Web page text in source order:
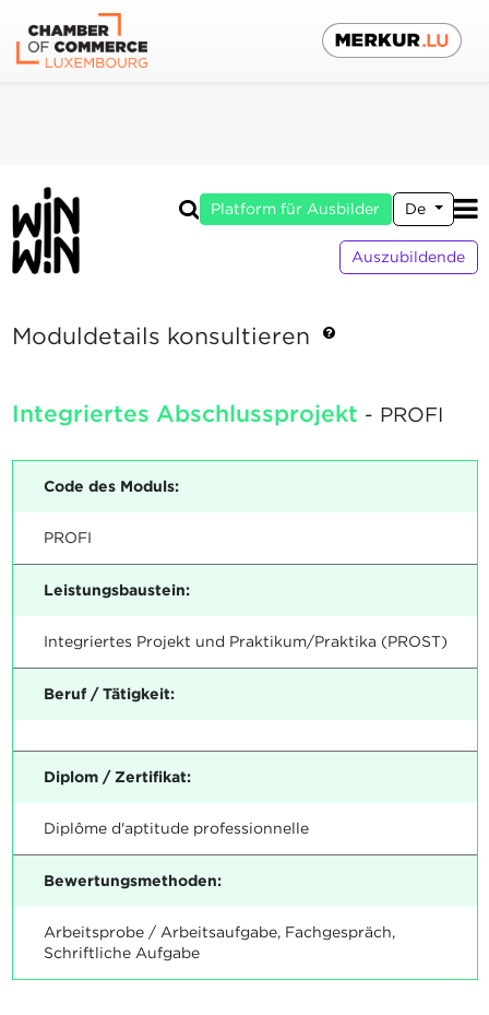
Platform für Ausbilder De
Auszubildende
Moduldetails konsultieren
Integriertes Abschlussprojekt - PROFI
Code des Moduls:
PROFI
Leistungsbaustein:
Integriertes Projekt und Praktikum/Praktika (PROST)
Beruf / Tätigkeit:
Diplom / Zertifikat:
Diplôme d'aptitude professionnelle
Bewertungsmethoden:
Arbeitsprobe / Arbeitsaufgabe, Fachgespräch,
Schriftliche Aufgabe